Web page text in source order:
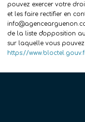
pouvez exercer votre
et les faire rectifier en
de la liste d'opposition
sur laquelle vous pouvez
https://